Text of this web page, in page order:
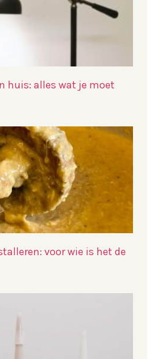
huis: alles wat je moet
voor wie is het de